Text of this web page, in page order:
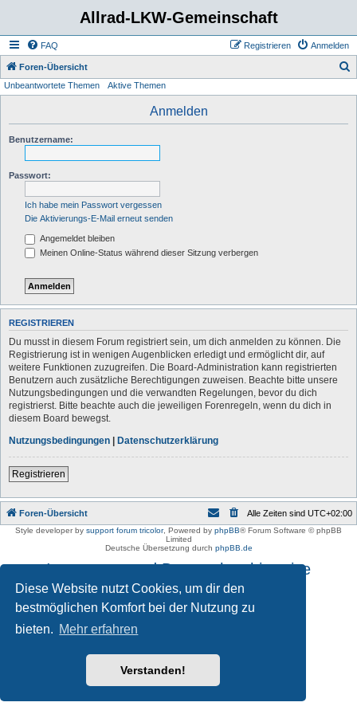
Diese Website nutzt Cookies, um dir den
bestmöglichen Komfort bei der Nutzung zu
bieten. Mehr erfahren
Verstanden!
Allrad-LKW-Gemeinschaft
FAQ Anmelden
Registrieren
Foren-Übersicht
Unbeantwortete Themen Aktive Themen
Anmelden
Benutzername:
Passwort:
Ich habe mein Passwort vergessen
Die Aktivierungs-E-Mail erneut senden
Angemeldet bleiben
Meinen Online-Status während dieser Sitzung verbergen
REGISTRIEREN
Du musst in diesem Forum registriert sein, um dich anmelden zu können. Die
Registrierung ist in wenigen Augenblicken erledigt und ermöglicht dir, auf
weitere Funktionen zuzugreifen. Die Board-Administration kann registrierten
Benutzern auch zusätzliche Berechtigungen zuweisen. Beachte bitte unsere
Nutzungsbedingungen und die verwandten Regelungen, bevor du dich
registrierst. Bitte beachte auch die jeweiligen Forenregeln, wenn du dich in
diesem Board bewegst.
Nutzungsbedingungen | Datenschutzerklärung
Registrieren
Foren-Übersicht Alle Zeiten sind UTC+02:00
Style developer by support forum tricolor, Powered by phpBB® Forum Software © phpBB
Limited
Deutsche Übersetzung durch phpBB.de
Impressum und Datenschutzhinweise